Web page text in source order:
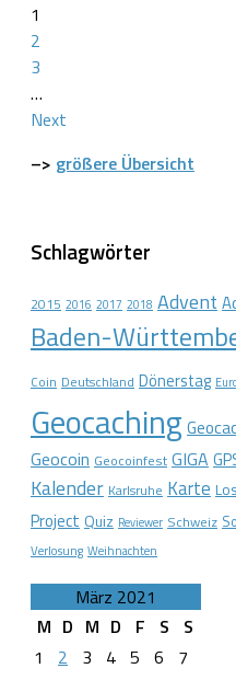
1
2
3
…
Next
–> größere Übersicht
Schlagwörter
2015 2016 2017 2018 Advent
Baden-
Coin Deutschland Dönerstag
Geocaching
Geocoin Geocoinfest GIGA
Kalender Karlsruhe Karte
Project Quiz Reviewer Schweiz
Verlosung Weihnachten
März 2021
M D M D F S
S
1
2 3 4 5 6
7